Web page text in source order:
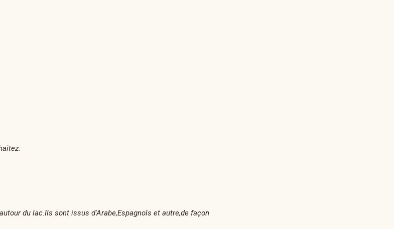
du lac.Ils sont issus d'Arabe,Espagnols et autre,de façon